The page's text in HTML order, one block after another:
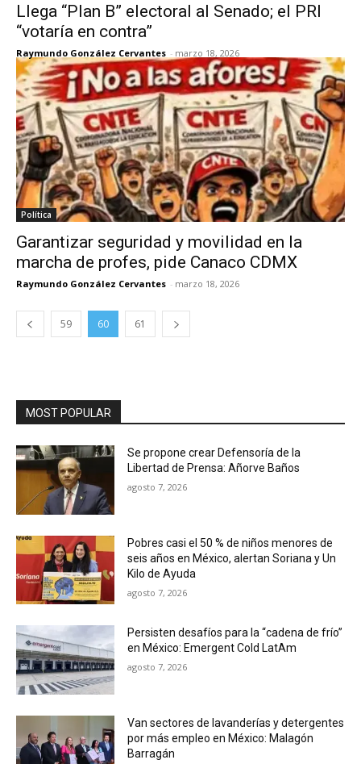
Llega “Plan B” electoral al Senado; el PRI
“votaría en contra”
Raymundo González Cervantes - marzo 18, 2026
Política
Garantizar seguridad y movilidad en la
marcha de profes, pide Canaco CDMX
Raymundo González Cervantes - marzo 18, 2026
59 60 61
MOST POPULAR
Se propone crear Defensoría de la
Libertad de Prensa: Añorve Baños
agosto 7, 2026
Pobres casi el 50 % de niños menores de
seis años en México, alertan Soriana y Un
Kilo de Ayuda
agosto 7, 2026
Persisten desafíos para la “cadena de frío”
en México: Emergent Cold LatAm
agosto 7, 2026
Van sectores de lavanderías y detergentes
por más empleo en México: Malagón
Barragán